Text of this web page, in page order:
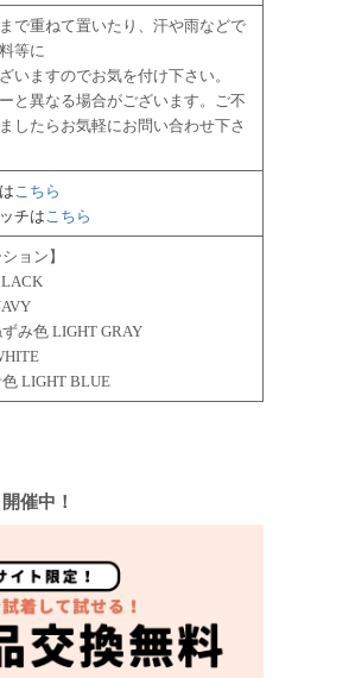
で重ねて置いたり、汗や雨などで
等に
いますのでお気を付け下さい。
と異なる場合がございます。ご不
したらお気軽にお問い合わせ下さ
こちら
チはこちら
ョン】
み色 LIGHT GRAY
LIGHT BLUE
催中！